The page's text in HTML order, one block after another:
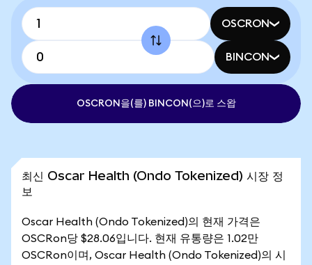
OSCRON
BINCON
OSCRON을(를) BINCON(으)로 스왑
최신 Oscar Health (Ondo Tokenized) 시장 정
보
Oscar Health (Ondo Tokenized)의 현재 가격은
OSCRon당 $28.06입니다. 현재 유통량은 1.02만
OSCRon이며, Oscar Health (Ondo Tokenized)의 시